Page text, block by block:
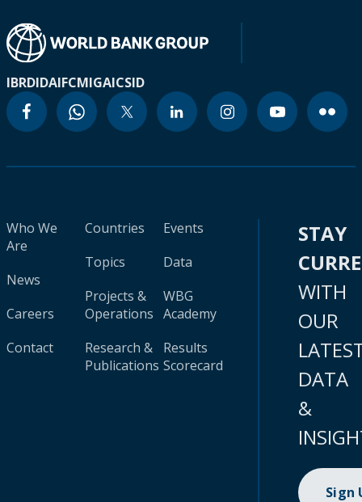
IBRDIDAIFCMIGAICSID
Who We
Are
News
Careers
Contact
Countries
Topics
Projects &
Operations
Research &
Publications
Events
Data
WBG
Academy
Results
Scorecard
STAY
WITH
OUR
DATA
&
Sign